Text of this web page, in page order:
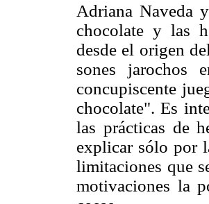
Adriana Naveda
chocolate y las
desde el origen
sones jarochos
concupiscente
chocolate". Es
las prácticas de
explicar sólo por
limitaciones que
motivaciones la